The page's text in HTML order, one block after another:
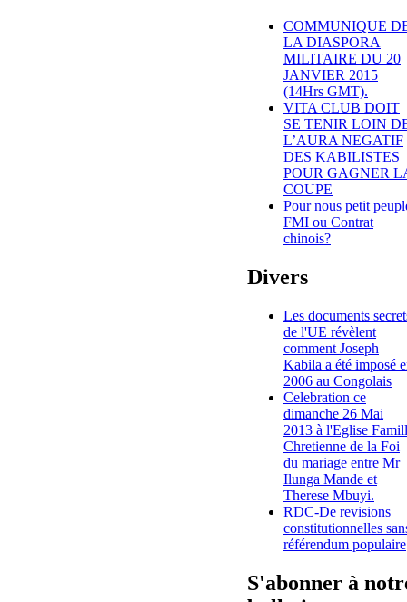
COMMUNIQUE
LA DIASPORA
MILITAIRE DU 20
JANVIER 2015
(14Hrs GMT).
VITA CLUB DOIT
SE TENIR LOIN
L’AURA NEGATIF
DES KABILISTES
POUR GAGNER
COUPE
Pour nous petit
FMI ou Contrat
chinois?
Divers
Les documents
de l'UE révèlent
comment Joseph
Kabila a été imposé
2006 au Congolais
Celebration ce
dimanche 26 Mai
2013 à l'Eglise
Chretienne de la Foi
du mariage entre Mr
Ilunga Mande et
Therese Mbuyi.
RDC-De revisions
constitutionnelles
référendum populaire
S'abonner à